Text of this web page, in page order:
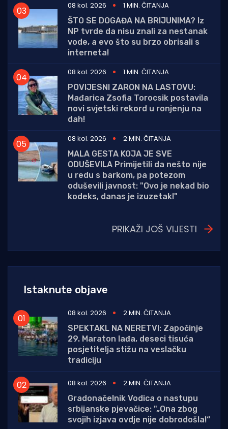
08 kol. 2026
1 MIN. ČITANJA
ŠTO SE DOGAĐA NA BRIJUNIMA? Iz
NP tvrde da nisu znali za nestanak
vode, a evo što su brzo obrisali s
interneta!
08 kol. 2026
1 MIN. ČITANJA
POVIJESNI ZARON NA LASTOVU:
Mađarica Zsofia Torocsik postavila
novi svjetski rekord u ronjenju na
dah!
08 kol. 2026
2 MIN. ČITANJA
MALA GESTA KOJA JE SVE
ODUŠEVILA Primijetili da nešto nije
u redu s barkom, pa potezom
oduševili javnost: "Ovo je nekad bio
kodeks, danas je izuzetak!"
PRIKAŽI JOŠ VIJESTI
Istaknute objave
08 kol. 2026
2 MIN. ČITANJA
SPEKTAKL NA NERETVI: Započinje
29. Maraton lađa, deseci tisuća
posjetitelja stižu na veslačku
tradiciju
08 kol. 2026
2 MIN. ČITANJA
Gradonačelnik Vodica o nastupu
srbijanske pjevačice: "„Ona zbog
svojih izjava ovdje nije dobrodošla!“